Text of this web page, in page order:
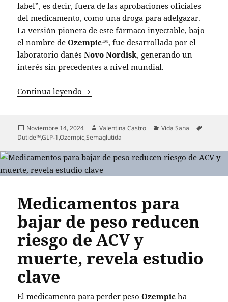
label”, es decir, fuera de las aprobaciones oficiales
del medicamento, como una droga para adelgazar.
La versión pionera de este fármaco inyectable, bajo
el nombre deOzempic™, fue desarrollada por el
laboratorio danésNovo Nordisk, generando un
interés sin precedentes a nivel mundial.
Continua leyendo Semaglutida: la revolución en el
Publicado
el
Noviembre 14, 2024 Autor
Valentina Castro Categorías
Vida Sana
Dutide™,GLP-1,Ozempic,Semaglutida
Medicamentos para
bajar de peso reducen
riesgo de ACV y
muerte, revela estudio
clave
El medicamento para perder pesoOzempic ha